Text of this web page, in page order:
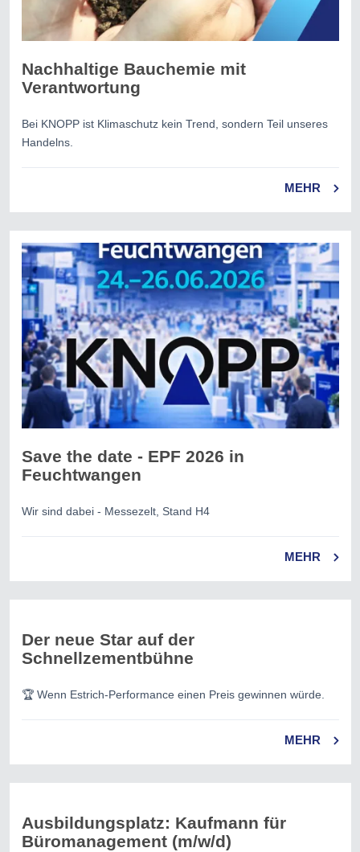
Nachhaltige Bauchemie mit
Verantwortung
Bei KNOPP ist Klimaschutz kein Trend, sondern Teil unseres
Handelns.
MEHR
Save the date - EPF 2026 in
Feuchtwangen
Wir sind dabei - Messezelt, Stand H4
MEHR
Der neue Star auf der
Schnellzementbühne
🏆 Wenn Estrich-Performance einen Preis gewinnen würde.
MEHR
Ausbildungsplatz: Kaufmann für
Büromanagement (m/w/d)